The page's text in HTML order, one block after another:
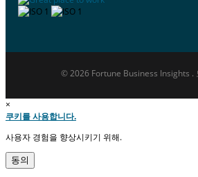
© 2026 Fortune Business Insights .
×
쿠키를 사용합니다.
사용자 경험을 향상시키기 위해.
동의